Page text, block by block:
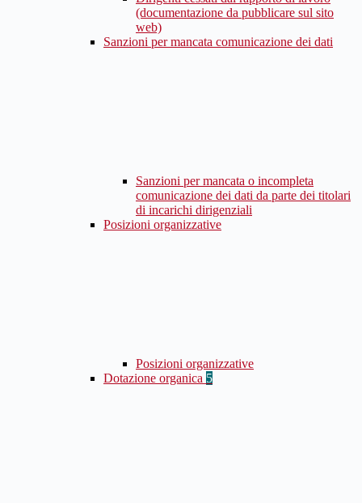
(documentazione da pubblicare sul sito
web)
Sanzioni per mancata comunicazione dei dati
Sanzioni per mancata o incompleta
comunicazione dei dati da parte dei titolari
di incarichi dirigenziali
Posizioni organizzative
Posizioni organizzative
Dotazione organica 5